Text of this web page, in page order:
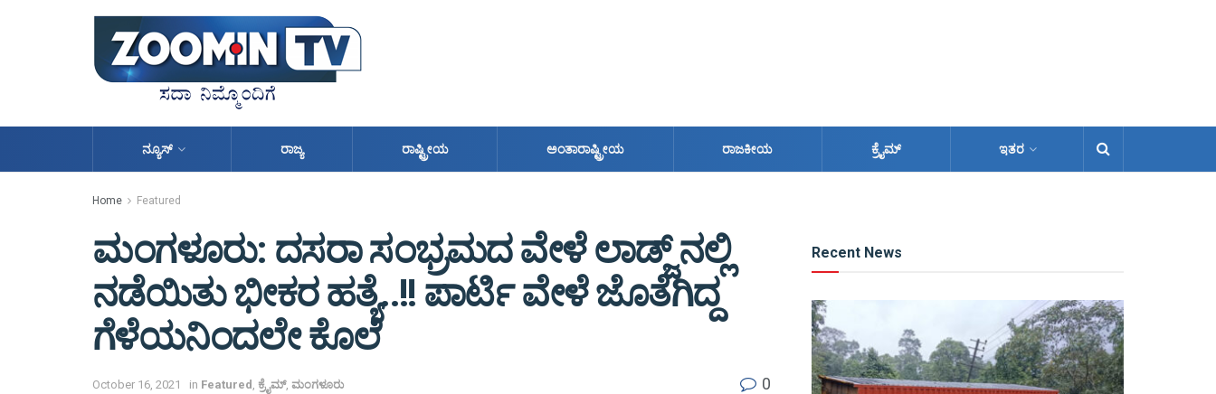
ನ್ಯೂಸ್ ರಾಜ್ಯ ರಾಷ್ಟ್ರೀಯ ಅಂತಾರಾಷ್ಟ್ರೀಯ ರಾಜಕೀಯ ಕ್ರೈಮ್ ಇತರ
Home Featured
ಮಂಗಳೂರು: ದಸರಾ ಸಂಭ್ರಮದ ವೇಳೆ ಲಾಡ್ಜ್ ನಲ್ಲಿ
ನಡೆಯಿತು ಭೀಕರ ಹತ್ಯೆ..!! ಪಾರ್ಟಿ ವೇಳೆ ಜೊತೆಗಿದ್ದ
ಗೆಳೆಯನಿಂದಲೇ ಕೊಲೆ
October 16, 2021 in Featured ಕ್ರೈಮ್, ಮಂಗಳೂರು 0
Recent News